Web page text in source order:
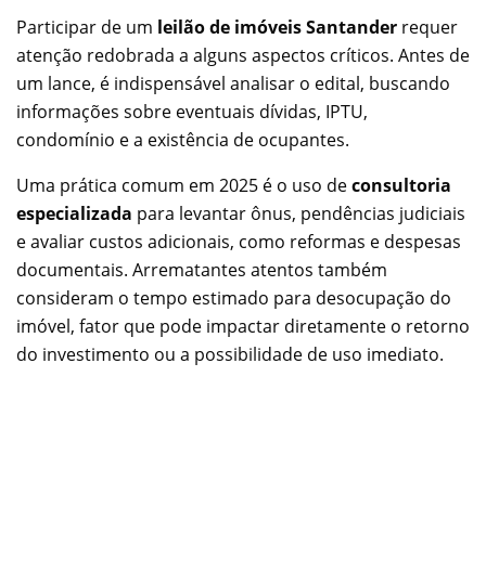
Participar de um leilão de imóveis Santander requer
atenção redobrada a alguns aspectos críticos. Antes de
um lance, é indispensável analisar o edital, buscando
informações sobre eventuais dívidas, IPTU,
condomínio e a existência de ocupantes.
Uma prática comum em 2025 é o uso deconsultoria
especializada para levantar ônus, pendências judiciais
e avaliar custos adicionais, como reformas e despesas
documentais. Arrematantes atentos também
consideram o tempo estimado para desocupação do
imóvel, fator que pode impactar diretamente o retorno
do investimento ou a possibilidade de uso imediato.